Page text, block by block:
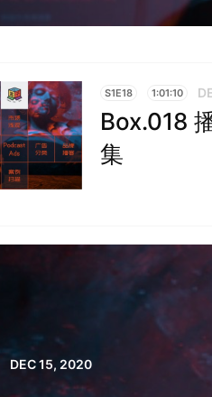
S1E18 1:01:10
Box.018
集
DEC 15, 2020